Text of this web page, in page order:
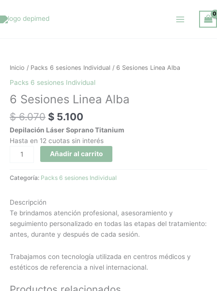
al
Inicio / Packs 6 sesiones Individual / 6 Sesiones Linea Alba
Packs 6 sesiones Individual
6 Sesiones Linea Alba
$6.070
original
$ 6.070.
$ 5.100
actual
$ 5.100.
Depilación Láser Soprano Titanium
Hasta en 12 cuotas sin interés
Linea
cantidad
Añadir al carrito
Categoría: Packs 6 sesiones Individual
Descripción
Te brindamos atención profesional, asesoramiento y
seguimiento personalizado en todas las etapas del tratamiento:
antes, durante y después de cada sesión.
Trabajamos con tecnología utilizada en centros médicos y
estéticos de referencia a nivel internacional.